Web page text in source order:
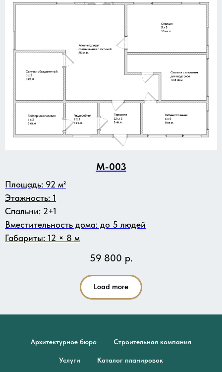
M-003
Площадь: 92 м²
Этажность: 1
Спальни: 2+1
Вместительность дома: до 5 людей
Габариты: 12 × 8 м
59 800 р.
Load more
Архитектурное бюро Строительная компания
Услуги Каталог планировок